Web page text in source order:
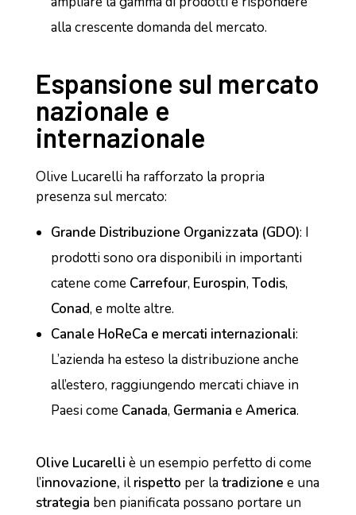
alla crescente domanda del mercato.
Espansione sul mercato
nazionale e
internazionale
Olive Lucarelli ha rafforzato la propria
presenza sul mercato:
Grande Distribuzione Organizzata (GDO): I
prodotti sono ora disponibili in importanti
catene come Carrefour, Eurospin, Todis,
Conad, e molte altre.
Canale HoReCa e mercati internazionali:
L’azienda ha esteso la distribuzione anche
all’estero, raggiungendo mercati chiave in
Paesi come Canada, Germania eAmerica.
Olive Lucarelli è un esempio perfetto di come
l’innovazione, ilrispetto per latradizione e una
strategia ben pianificata possano portare un